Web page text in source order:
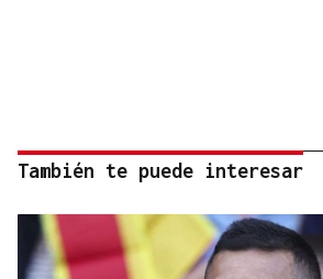
También te puede interesar